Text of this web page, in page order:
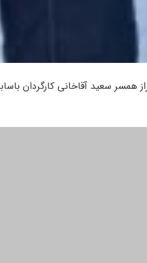
همسر سعید آقاخانی کارگردان